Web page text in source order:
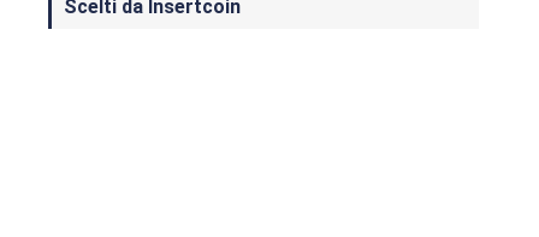
Scelti da Insertcoin